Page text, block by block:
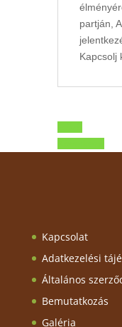
partján,
Kapcsolj
Kapcsolat
Adatkezelési
Általános
Bemutatkozás
Galéria